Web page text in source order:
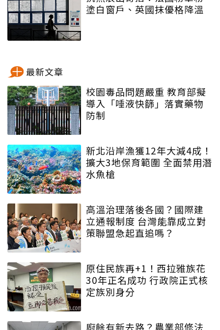
塗白窗戶、英國抹優格降溫
最新文章
校園毒品問題嚴重 教育部擬
導入「唾液快篩」落實藥物
防制
新北沿岸漁獲12年大減4成！
擴大3地保育範圍 全面禁用潛
水魚槍
高溫治理落後各國？國際建
立通報制度 台灣能靠成立對
策聯盟急起直追嗎？
原住民族再+1！西拉雅族花
30年正名成功 行政院正式核
定族別身分
廚餘有新去路？農業部修法